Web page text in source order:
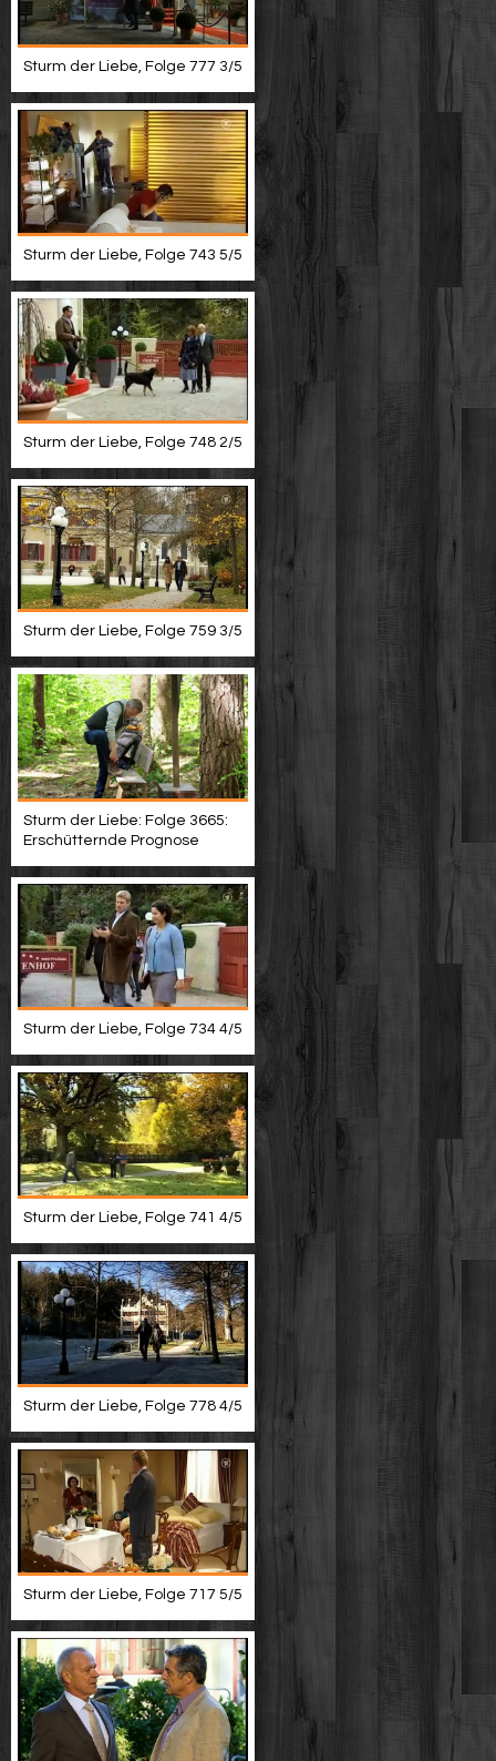
Sturm der Liebe, Folge 777 3/5
Sturm der Liebe, Folge 743 5/5
Sturm der Liebe, Folge 748 2/5
Sturm der Liebe, Folge 759 3/5
Sturm der Liebe: Folge 3665:
Erschütternde Prognose
Sturm der Liebe, Folge 734 4/5
Sturm der Liebe, Folge 741 4/5
Sturm der Liebe, Folge 778 4/5
Sturm der Liebe, Folge 717 5/5